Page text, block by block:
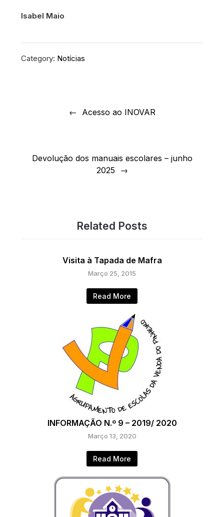
Isabel Maio
Category: Notícias
Acesso ao INOVAR
Devolução dos manuais escolares – junho
2025
Related Posts
Visita à Tapada de Mafra
Março 25, 2015
Read More
INFORMAÇÃO N.º 9 – 2019/ 2020
Março 13, 2020
Read More